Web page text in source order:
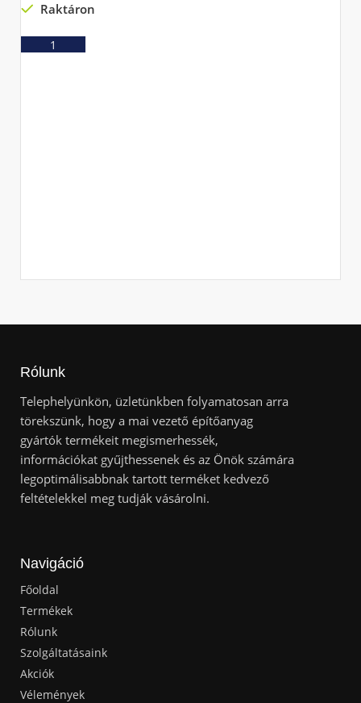
Raktáron
Rólunk
Telephelyünkön, üzletünkben folyamatosan arra
törekszünk, hogy a mai vezető építőanyag
gyártók termékeit megismerhessék,
információkat gyűjthessenek és az Önök számára
legoptimálisabbnak tartott terméket kedvező
feltételekkel meg tudják vásárolni.
Navigáció
Főoldal
Termékek
Rólunk
Szolgáltatásaink
Akciók
Vélemények